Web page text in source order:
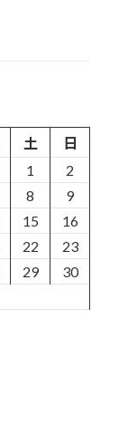
土
日
1
2
8
9
15
16
22
23
29
30